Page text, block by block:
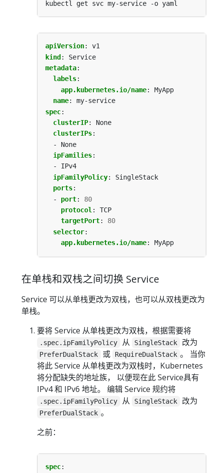
apiVersion:
v1
kind:
Service
metadata:
labels:
app.kubernetes.io/name:
MyApp
name:
my-service
spec:
clusterIP:
None
clusterIPs:
- None
ipFamilies:
- IPv4
ipFamilyPolicy:
SingleStack
ports:
- port:
80
protocol :
TCP
targetPort:
80
selector:
app.kubernetes.io/name: MyApp
在单栈和双栈之间切换 Service
Service 可以从单栈更改为双栈，也可以从双栈更改为
单栈。
要将 Service 从单栈更改为双栈，根据需要将
.spec.ipFamilyPolicy 从 SingleStack 改为
PreferDualStack 或 RequireDualStack 。 当你
将此 Service 从单栈更改为双栈时，Kubernetes
将分配缺失的地址族， 以便现在此 Service具有
IPv4 和 IPv6 地址。 编辑 Service 规约将
.spec.ipFamilyPolicy 从 SingleStack 改为
PreferDualStack 。
之前：
spec: